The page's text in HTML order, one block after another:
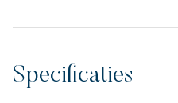
Specificaties